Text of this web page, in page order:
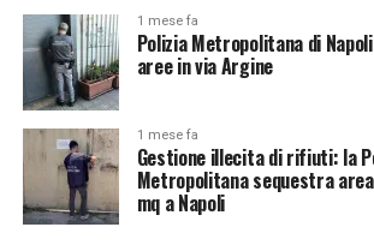
1 mese fa
Polizia Metropolitana di
aree in via Argine
1 mese fa
Gestione illecita di rifiuti: la
Metropolitana sequestra
mq a Napoli